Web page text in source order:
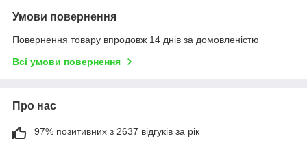
Умови повернення
Повернення товару впродовж 14 днів за домовленістю
Всі умови повернення
Про нас
97% позитивних з 2637 відгуків за рік